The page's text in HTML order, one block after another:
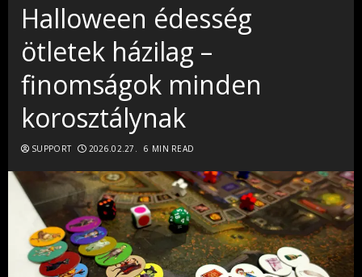
Halloween édesség
ötletek házilag –
finomságok minden
korosztálynak
SUPPORT 2026.02.27. 6 MIN READ